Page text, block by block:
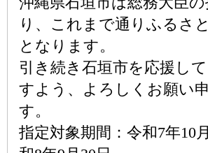
り、これまで通りふるさ
となります。
引き続き石垣市を応援し
すよう、よろしくお願い
す。
指定対象期間：令和7年10